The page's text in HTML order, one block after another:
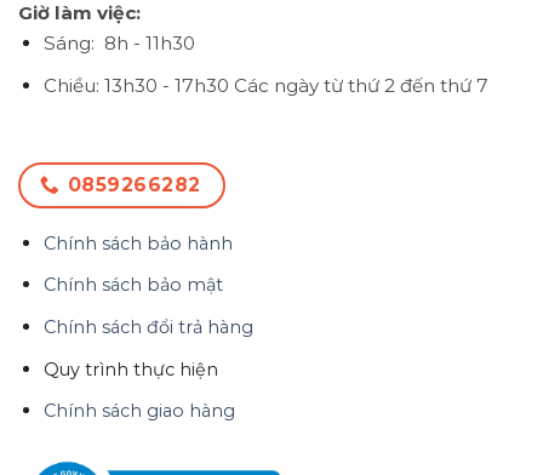
Giờ làm việc:
Sáng: 8h - 11h30
Chiều: 13h30 - 17h30 Các ngày từ thứ 2 đến thứ 7
0859266282
Chính sách bảo hành
Chính sách bảo mật
Chính sách đổi trả hàng
Quy trình thực hiện
Chính sách giao hàng